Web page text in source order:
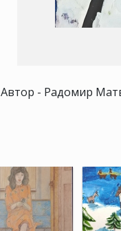
Автор - Радомир